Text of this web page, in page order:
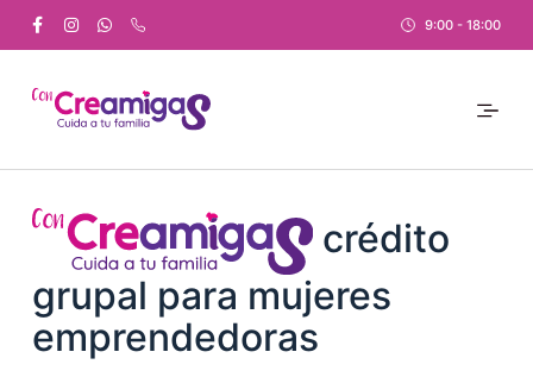
S
a
a
c
9:00 - 18:00
crédito
grupal para mujeres
emprendedoras